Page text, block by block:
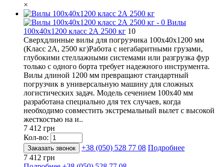
×
Вилы
100х40х1200 класс 2А 2500 кг 10
Сверхдлинные вилы для погрузчика 100х40х1200 мм
(Класс 2А, 2500 кг)Работа с негабаритными грузами,
глубокими стеллажными системами или разгрузка фур
только с одного борта требует надежного инструмента.
Вилы длиной 1200 мм превращают стандартный
погрузчик в универсальную машину для сложных
логистических задач. Модель сечением 100х40 мм
разработана специально для тех случаев, когда
необходимо совместить экстремальный вылет с высокой
жесткостью на и..
7 412 грн
Кол-во:
Заказать звонок +38 (050) 528 77 08 Подробнее
7 412 грн